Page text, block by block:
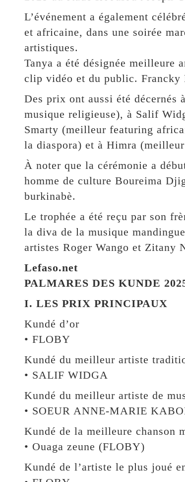
L’événement a également
et africaine, dans une soirée
artistiques.
Tanya a été désignée meilleure
clip vidéo et du public. Francky
Des prix ont aussi été
musique religieuse), à Salif
Smarty (meilleur featuring
la diaspora) et à Himra
À noter que la cérémonie a
homme de culture Boureima
burkinabè.
Le trophée a été reçu par son
la diva de la musique
artistes Roger Wango et Zitany
Lefaso.net
PALMARES DES KUNDE
I. LES PRIX PRINCIPAUX
Kundé d’or
• FLOBY
Kundé du meilleur artiste
• SALIF WIDGA
Kundé du meilleur artiste de
• SOEUR ANNE-MARIE
Kundé de la meilleure chanson
• Ouaga zeune (FLOBY)
Kundé de l’artiste le plus joué